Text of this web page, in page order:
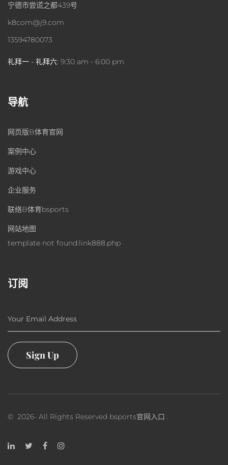
宁德市尝谎之都439号
k8com@j9.com
13594780073
礼拜一 - 礼拜六: 9:30 am - 6:00 pm
导航
网页版B体育官网
案例中心
游戏中心
企业服务
联络B体育bsports
网站地图
template not found:link888.php
订阅
Your Email Address
Sign Up
© 2026- All Rights Reserved bsports官网入口 .